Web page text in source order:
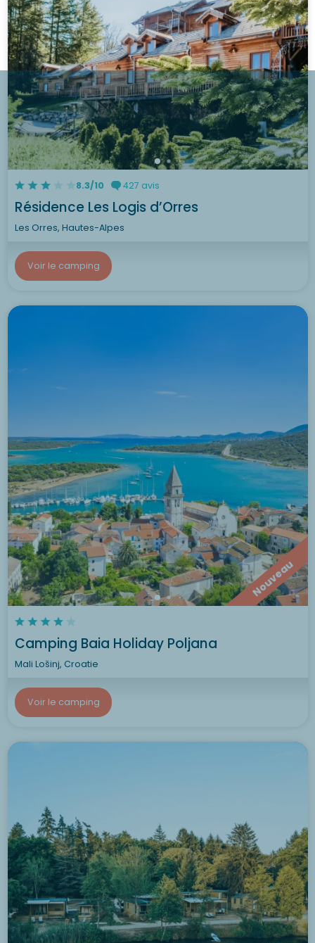
8.3/10 427 avis
Résidence Les Logis d’Orres
Les Orres, Hautes-Alpes
Voir le camping
Nouveau
Camping Baia Holiday Poljana
Mali Lošinj, Croatie
Voir le camping